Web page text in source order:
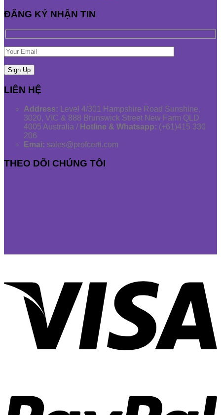
ĐĂNG KÝ NHẬN TIN
LIÊN HỆ
Address: Level 4/301 Hampshire Road Sunshine,
3020, VIC & 888 Brunswick Street New Farm QLD
4005 Australia / Hotline & Whatsapp: (+61)415 330
206
Emai: sales@profcerti.com
THEO DÕI CHÚNG TÔI